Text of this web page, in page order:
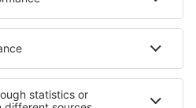
in Lower Zemplin
in Liptov